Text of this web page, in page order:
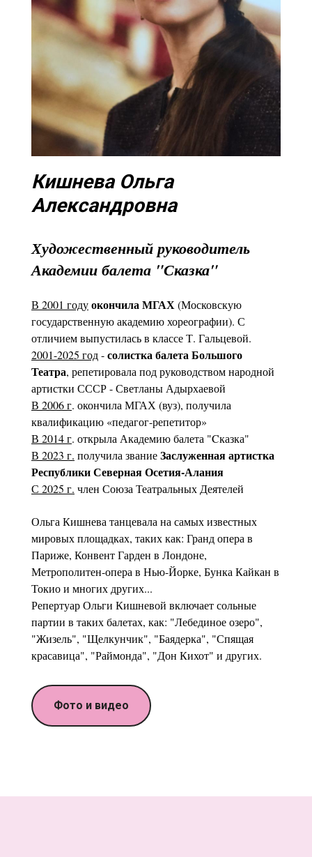
Кишнева Ольга
Александровна
Художественный руководитель
Академии балета "Сказка"
В 2001 годуокончила МГАХ(Московскую
государственную академию хореографии). С
отличием выпустилась в классе Т. Гальцевой.
2001-2025 год-солистка балета Большого
Театра, репетировала под руководством народной
артистки СССР - Светланы Адырхаевой
В 2006 г. окончила МГАХ (вуз), получила
квалификацию «педагог-репетитор»
В 2014 г. открыла Академию балета "Cказка"
В 2023 г. получила званиеЗаслуженная артистка
Республики Северная Осетия-Алания
С 2025 г. член Союза Театральных Деятелей
Ольга Кишнева танцевала на самых известных
мировых площадках, таких как: Гранд опера в
Париже, Конвент Гарден в Лондоне,
Метрополитен-опера в Нью-Йорке, Бунка Кайкан в
Токио и многих других...
Репертуар Ольги Кишневой включает сольные
партии в таких балетах, как: "Лебединое озеро",
"Жизель", "Щелкунчик", "Баядерка", "Спящая
красавица", "Раймонда", "Дон Кихот" и других.
Фото и видео